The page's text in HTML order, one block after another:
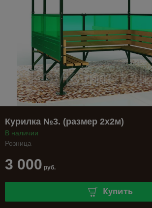
Курилка №3. (размер 2х2м)
В наличии
Розница
3 000 руб.
Купить